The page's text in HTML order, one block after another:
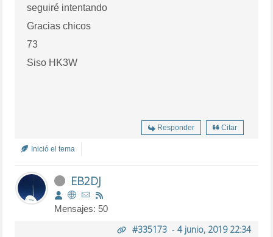
seguiré intentando
Gracias chicos
73
Siso HK3W
Responder Citar
Inició el tema
EB2DJ
Mensajes: 50
#335173- 4 junio, 2019 22:34